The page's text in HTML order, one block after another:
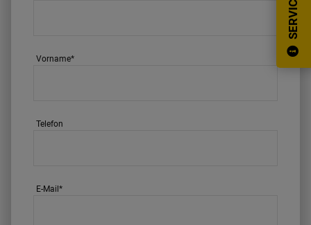
SERVICE
Vorname*
Telefon
E-Mail *